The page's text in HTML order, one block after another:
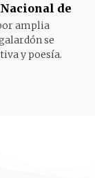
de
amplia
se
y poesía.